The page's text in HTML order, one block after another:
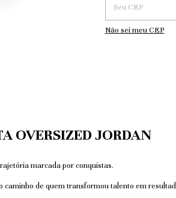
Não sei meu CEP
OVERSIZED JORDAN
marcada por conquistas.
de quem transformou talento em